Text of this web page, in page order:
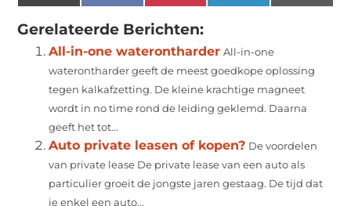
(Twitter)
Gerelateerde Berichten:
All-in-one waterontharder All-in-one
waterontharder geeft de meest goedkope oplossing
tegen kalkafzetting. De kleine krachtige magneet
wordt in no time rond de leiding geklemd. Daarna
geeft het tot...
Auto private leasen of kopen? De voordelen
van private lease De private lease van een auto als
particulier groeit de jongste jaren gestaag. De tijd dat
je enkel een auto...